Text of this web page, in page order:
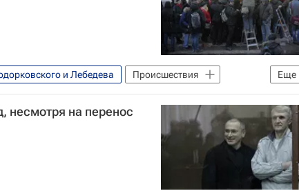
Еще
и Лебедева
Происшествия
и Лебедеву
несмотря на перенос